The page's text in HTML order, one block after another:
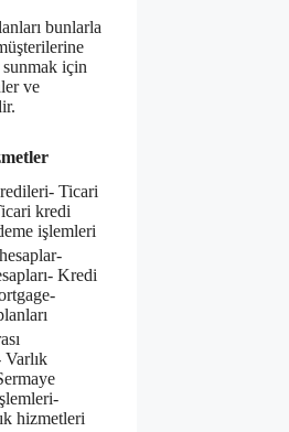
bunlarla
için
ve
Ticari
kredi
işlemleri
Kredi
Varlık
hizmetleri